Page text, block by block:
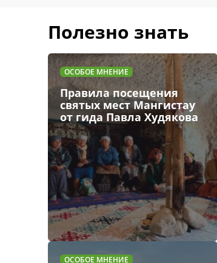
Полезно знать
ОСОБОЕ МНЕНИЕ
Правила посещения
святых мест Мангистау
от гида Павла Худякова
ОСОБОЕ МНЕНИЕ